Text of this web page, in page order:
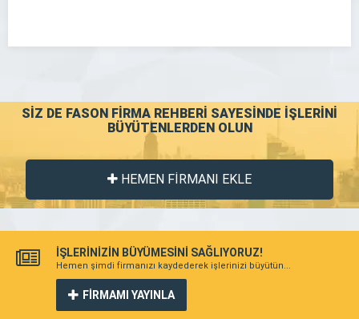
SİZ DE FASON FİRMA REHBERİ SAYESİNDE İŞLERİNİ
BÜYÜTENLERDEN OLUN
HEMEN FİRMANI EKLE
İŞLERİNİZİN BÜYÜMESİNİ SAĞLIYORUZ!
Hemen şimdi firmanızı kaydederek işlerinizi büyütün...
FİRMAMI YAYINLA